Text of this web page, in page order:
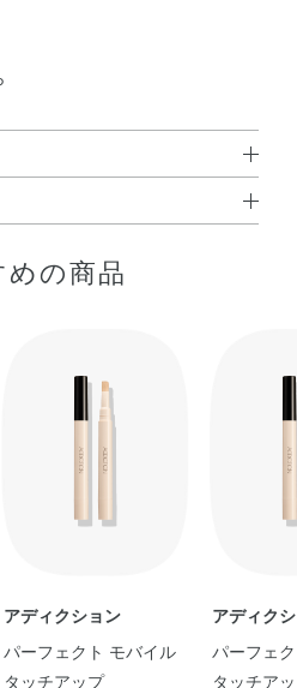
メチルシロキシエチルジメチ
フェロール・PEG－9ポリジ
コン・グリセリン・ジステア
ジフェニルシロキシフェニル
シラン・トリプロピレングリ
の商品
アディクション
パーフェクト モバイル
タッチアップ
アディク
パーフェ
タッチア